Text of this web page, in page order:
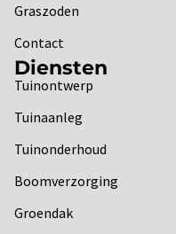
Graszoden
Contact
Diensten
Tuinontwerp
Tuinaanleg
Tuinonderhoud
Boomverzorging
Groendak